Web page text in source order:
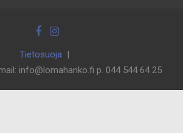
Tietosuoja
info@lomahanko.fi p. 044 544 64 25